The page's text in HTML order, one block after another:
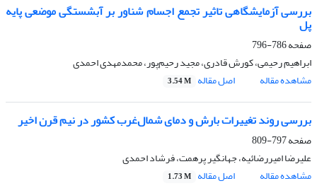
بررسی آزمایشگاهی تاثیر تجمع اجسام شناور بر آبشستگی موضعی پایه
پل
صفحه786-796
ابراهیم رحیمی، کورش قادری، مجید رحیم‌پور، محمد‌مهدی احمدی
مشاهده مقاله
اصل مقاله 3.54 M
بررسی روند تغییرات بارش و دمای شمال‌غرب کشور در نیم قرن اخیر
صفحه797-809
علیرضا امیررضائیه، جهانگیر پرهمت، فرشاد احمدی
مشاهده مقاله
اصل مقاله 1.73 M